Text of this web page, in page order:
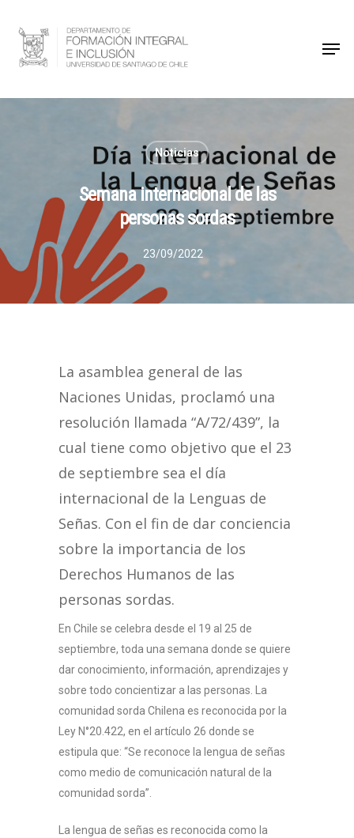
Hit enter to search or ESC to close
Noticias
Semana internacional de las
personas sordas
23/09/2022
La asamblea general de las
Naciones Unidas, proclamó una
resolución llamada “A/72/439”, la
cual tiene como objetivo que el 23
de septiembre sea el día
internacional de la Lenguas de
Señas. Con el fin de dar conciencia
sobre la importancia de los
Derechos Humanos de las
personas sordas.
En Chile se celebra desde el 19 al 25 de
septiembre, toda una semana donde se quiere
dar conocimiento, información, aprendizajes y
sobre todo concientizar a las personas. La
comunidad sorda Chilena es reconocida por la
Ley N°20.422, en el artículo 26 donde se
estipula que: “Se reconoce la lengua de señas
como medio de comunicación natural de la
comunidad sorda”.
La lengua de señas es reconocida como la